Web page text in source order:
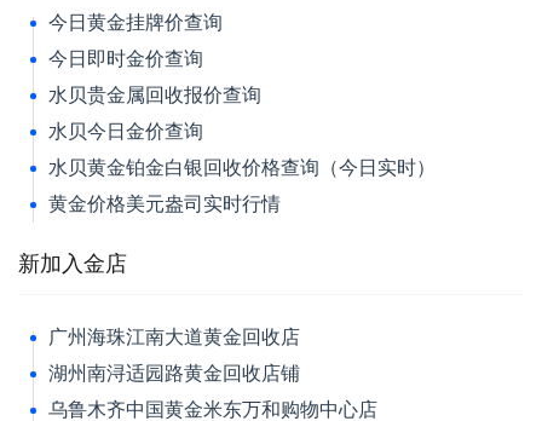
今日黄金挂牌价查询
今日即时金价查询
水贝贵金属回收报价查询
水贝今日金价查询
水贝黄金铂金白银回收价格查询（今日实时）
黄金价格美元盎司实时行情
新加入金店
广州海珠江南大道黄金回收店
湖州南浔适园路黄金回收店铺
乌鲁木齐中国黄金米东万和购物中心店